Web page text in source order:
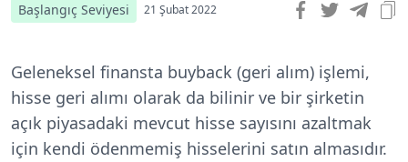
Başlangıç Seviyesi 21 Şubat 2022
Geleneksel finansta buyback (geri alım) işlemi,
hisse geri alımı olarak da bilinir ve bir şirketin
açık piyasadaki mevcut hisse sayısını azaltmak
için kendi ödenmemiş hisselerini satın almasıdır.